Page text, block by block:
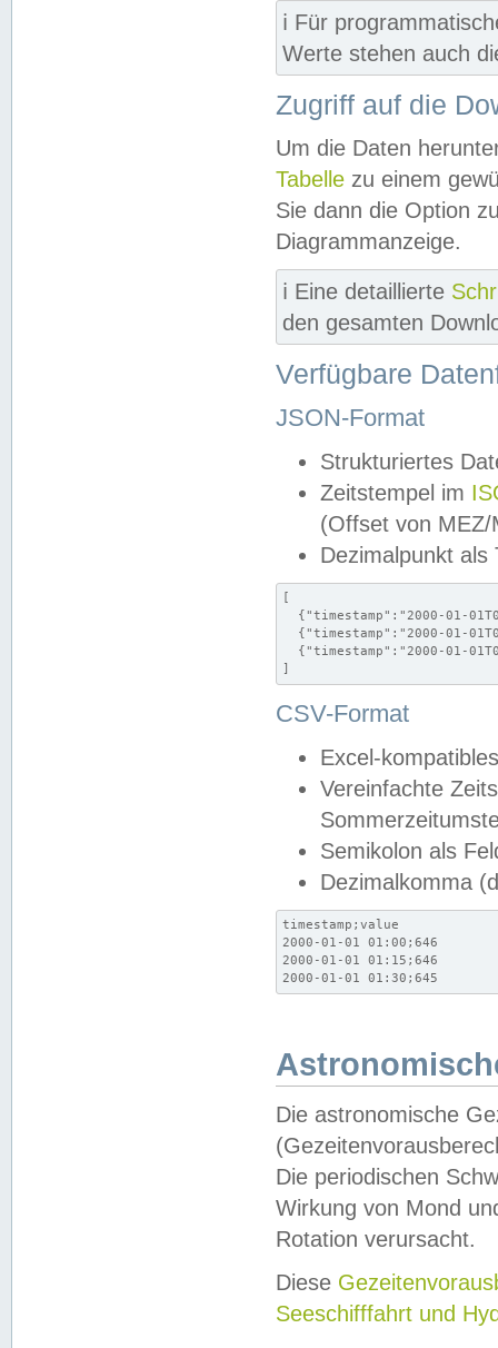
ℹ️ Für
Werte stehen auch
Zugriff auf die
Um die Daten
Tabelle zu einem
Sie dann die Option
Diagrammanzeige.
ℹ️ Eine detaillierte
den gesamten
Verfügbare
JSON-Format
Strukturiertes
Zeitstempel im
(Offset von MEZ/
Dezimalpunkt als
[
{"timestamp":"2000-01-
{"timestamp":"2000-01-
{"timestamp":"2000-01-
]
CSV-Format
Excel-
Vereinfachte
Semikolon als
Dezimalkomma
timestamp;value
2000-01-01 01:00;646
2000-01-01 01:15;646
2000-01-01 01:30;645
Die astronomische
Die periodischen
Wirkung von Mond
Rotation verursacht.
Diese
Seeschifffahrt und